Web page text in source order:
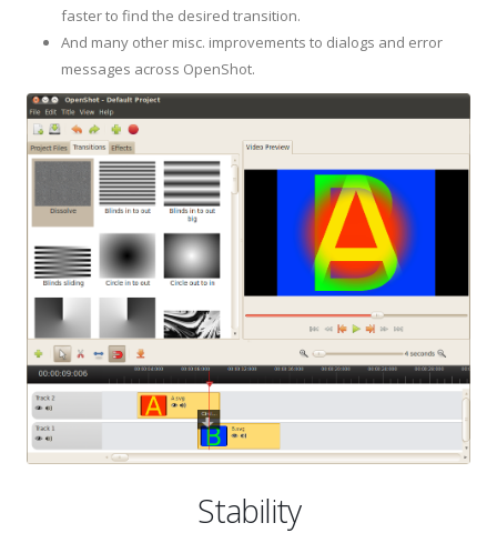
faster to find the desired transition.
And many other misc. improvements to dialogs and error
messages across OpenShot.
Stability